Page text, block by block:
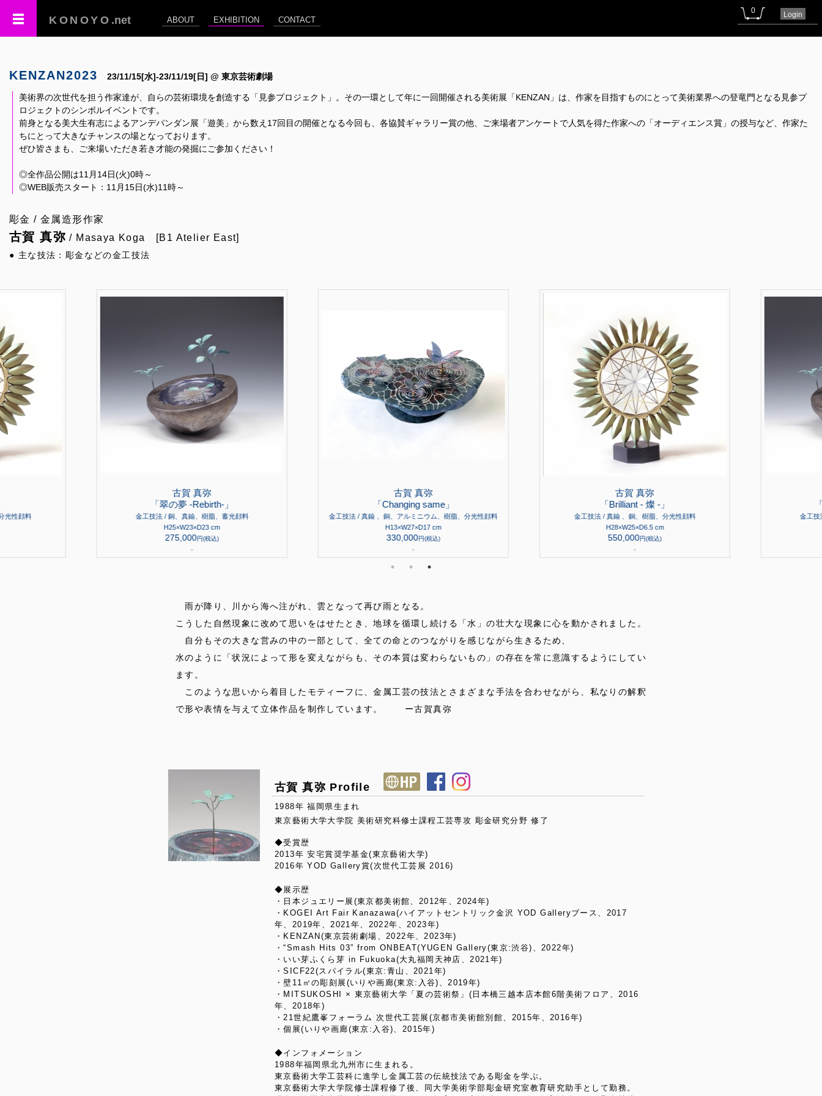
KONOYO .net ABOUT EXHIBITION CONTACT
0 Login
KENZAN2023 23/11/15[水]-23/11/19[日] @ 東京芸術劇場
美術界の次世代を担う作家達が、自らの芸術環境を創造する「見参プロジェクト」。その一環として年に一回開催される美術展「KENZAN」は、作家を目指すものにとって美術業界への登竜門となる見参プ
ロジェクトのシンボルイベントです。
前身となる美大生有志によるアンデパンダン展「遊美」から数え17回目の開催となる今回も、各協賛ギャラリー賞の他、ご来場者アンケートで人気を得た作家への「オーディエンス賞」の授与など、作家た
ちにとって大きなチャンスの場となっております。
ぜひ皆さまも、ご来場いただき若き才能の発掘にご参加ください！
◎全作品公開は11月14日(火)0時～
◎WEB販売スタート：11月15日(水)11時～
彫金 / 金属造形作家
古賀 真弥 / Masaya Koga [B1 Atelier East]
● 主な技法：彫金などの金工技法
光性顔料
古賀 真弥
「翠の夢 -Rebirth-」
金工技法 / 銅、真鍮、樹脂、蓄光顔料
H25×W23×D23 cm
275,000円(税込)
●
古賀 真弥
「Changing same」
金工技法 / 真鍮 、銅、アルミニウム、樹脂、分光性顔料
H13×W27×D17 cm
330,000円(税込)
●
古賀 真弥
「Brilliant - 燦 -」
金工技法 / 真鍮 、銅、樹脂、分光性顔料
H28×W25×D6.5 cm
550,000円(税込)
●
金工技
雨が降り、川から海へ注がれ、雲となって再び雨となる。
こうした自然現象に改めて思いをはせたとき、地球を循環し続ける「水」の壮大な現象に心を動かされました。
自分もその大きな営みの中の一部として、全ての命とのつながりを感じながら生きるため、
水のように「状況によって形を変えながらも、その本質は変わらないもの」の存在を常に意識するようにしてい
ます。
このような思いから着目したモティーフに、金属工芸の技法とさまざまな手法を合わせながら、私なりの解釈
で形や表情を与えて立体作品を制作しています。 ー古賀真弥
古賀 真弥 Profile
1988年 福岡県生まれ
東京藝術大学大学院 美術研究科修士課程工芸専攻 彫金研究分野 修了
◆受賞歴
2013年 安宅賞奨学基金(東京藝術大学)
2016年 YOD Gallery賞(次世代工芸展 2016)
◆展示歴
・日本ジュエリー展(東京都美術館、2012年、2024年)
・KOGEI Art Fair Kanazawa(ハイアットセントリック金沢 YOD Galleryブース、2017
年、2019年、2021年、2022年、2023年)
・KENZAN(東京芸術劇場、2022年、2023年)
・“Smash Hits 03” from ONBEAT(YUGEN Gallery(東京:渋谷)、2022年)
・いい芽ふくら芽 in Fukuoka(大丸福岡天神店、2021年)
・SICF22(スパイラル(東京:青山、2021年)
・壁11㎡の彫刻展(いりや画廊(東京:入谷)、2019年)
・MITSUKOSHI × 東京藝術大学「夏の芸術祭」(日本橋三越本店本館6階美術フロア、2016
年、2018年)
・21世紀鷹峯フォーラム 次世代工芸展(京都市美術館別館、2015年、2016年)
・個展(いりや画廊(東京:入谷)、2015年)
◆インフォメーション
1988年福岡県北九州市に生まれる。
東京藝術大学工芸科に進学し金属工芸の伝統技法である彫金を学ぶ。
東京藝術大学大学院修士課程修了後、同大学美術学部彫金研究室教育研究助手として勤務。